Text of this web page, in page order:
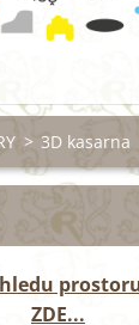
> 3D kasarna
ZDE...